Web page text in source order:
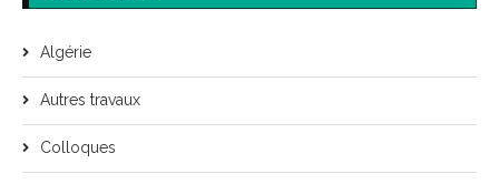
Algérie
Autres travaux
Colloques